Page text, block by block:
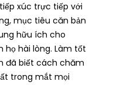
xúc trực tiếp với
mục tiêu căn bản
hữu ích cho
họ hài lòng. Làm tốt
đã biết cách chăm
trong mắt mọi